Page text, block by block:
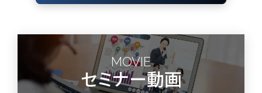
MOVIE
セミナー動画